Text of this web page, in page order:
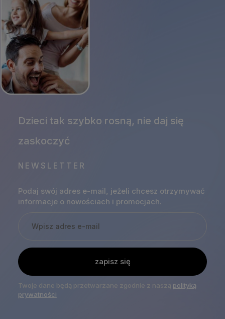
NEWSLETTER
Podaj swój adres e-mail, jeżeli chcesz otrzymywać
informacje o nowościach i promocjach.
zapisz się
Twoje dane będą przetwarzane zgodnie z naszą polityką
prywatności